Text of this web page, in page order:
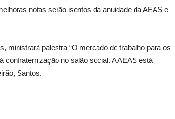
notas serão isentos da anuidade da AEAS e
ministrará palestra “O mercado de trabalho para os
confraternização no salão social. A AEAS está
Santos.